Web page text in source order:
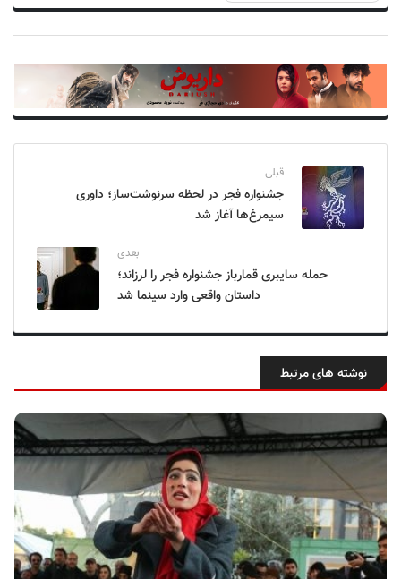
قبلی
جشنواره فجر در لحظه سرنوشت‌ساز؛ داوری
سیمرغ‌ها آغاز شد
بعدی
حمله سایبری قمارباز جشنواره فجر را لرزاند؛
داستان واقعی وارد سینما شد
نوشته های مرتبط